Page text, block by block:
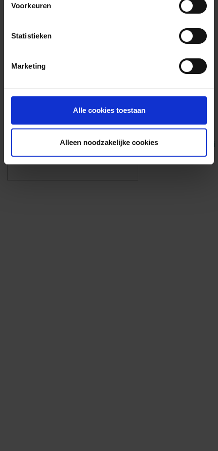
Voorkeuren
Statistieken
Marketing
Alle cookies toestaan
Alleen noodzakelijke cookies
Foto’s ({{photos.length}})
Eigen foto’s